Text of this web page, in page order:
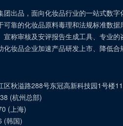
团出品，面向化妆品行业的一站式数字
靠的化妆品原料毒理和法规标准数据
宣称审核及安评报告生成工具、专业的
化妆品企业加速产品研发上市、降低合
区秋溢路288号东冠高新科技园1号楼
(杭州总部)
(上海)
(韩国)